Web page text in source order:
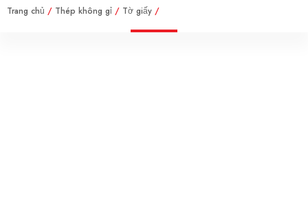
Trang chủ / Thép không gỉ / Tờ giấy /